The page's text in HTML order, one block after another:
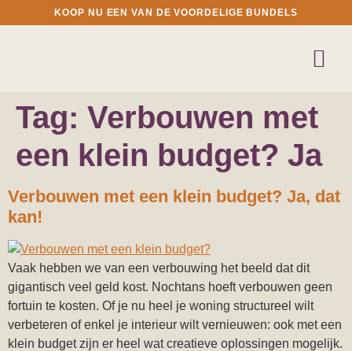
KOOP NU EEN VAN DE VOORDELIGE BUNDELS
Tag: Verbouwen met
een klein budget? Ja
Verbouwen met een klein budget? Ja, dat
kan!
Vaak hebben we van een verbouwing het beeld dat dit
gigantisch veel geld kost. Nochtans hoeft verbouwen geen
fortuin te kosten. Of je nu heel je woning structureel wilt
verbeteren of enkel je interieur wilt vernieuwen: ook met een
klein budget zijn er heel wat creatieve oplossingen mogelijk.